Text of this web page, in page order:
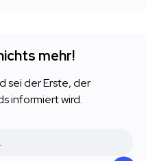
mehr!
sei der Erste, der
informiert wird.